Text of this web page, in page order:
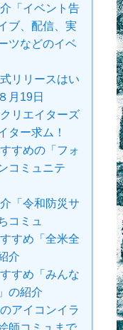
「イベント告
ブ、配信、実
ツなどのイベ
リリースはい
月19日
リエイターズ
ター求ム！
すめの「フォ
コミュニテ
「令和防災サ
コミュ
すめ「全米全
介
すめ「みんな
の紹介
アイコンイラ
師コミュまで